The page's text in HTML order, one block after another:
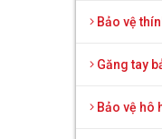
Bảo vệ
Găng tay
Bảo vệ hô